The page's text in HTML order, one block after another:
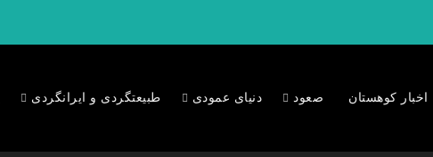
اخبار کوهستان صعود دنیای عمودی طبیعتگردی و ایرانگردی